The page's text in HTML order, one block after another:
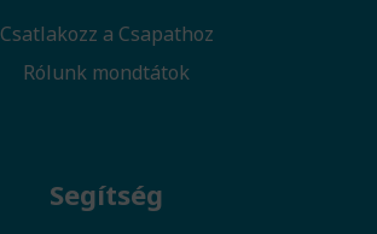
Csatlakozz a Csapathoz
Rólunk mondtátok
Segítség